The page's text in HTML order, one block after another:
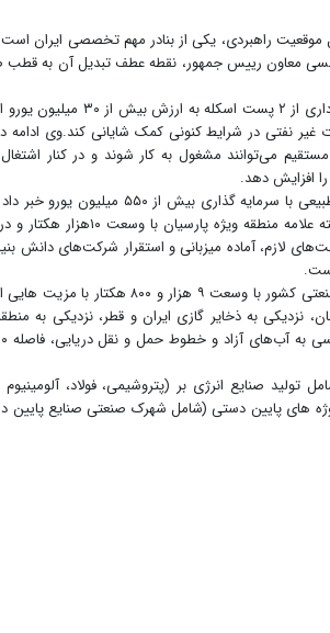
راهبردی، یکی از بنادر مهم تخصصی ایران است
اسکله با دستور ویدئوکنفرانسی معاون رییس جمهور، نقطه عطف تبدیل
نفتی در شرایط کنونی کمک شایانی کند.وی ادامه
هکتار است که ۱۰۰ نفر به صورت مستقیم می‌توانند مشغول به کار شوند و در
را افزایش دهد.
وی همچنین از آغاز عملیات اجرایی مجتمع تولید متانول از گاز
پروپیلن و پلی پروپیلن زنجیره تولید آن کامل خواهد
لازم، آماده میزبانی و استقرار شرکت‌های دانش
منطقه ویژه صنایع انرژی بر پارسیان یکی از قطب های توسعه صنعتی
به ذخایر گازی ایران و قطر، نزدیکی به
صنایع انرژی بر (پتروشیمی، فولاد، آلومینیوم
‌های پایین دستی (شامل شهرک صنعتی صنایع پایین